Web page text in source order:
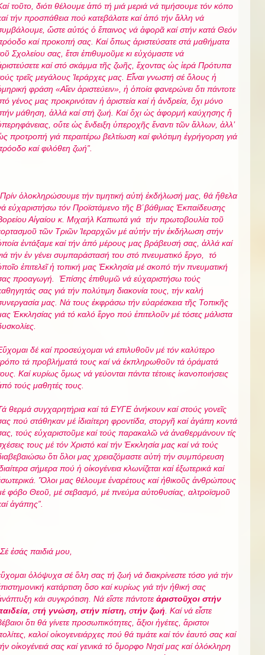
τοῦτο, διότι θέλουμε ἀπό τή μιά μεριά νά τιμήσουμε τόν κόπο
τήν προσπάθεια πού κατεβάλατεκαί ἀπό τήν ἄλλη νά
ὥστε αὐτός ὁ ἔπαινος νά ἀφορᾶ καί στήν κατά Θεόν
καί προκοπή σας. Καί ὅπως ἀριστεύσατεστά μαθήματα
Σχολείου σας , ἔτσι ἐπιθυμοῦμε κι εὐχόμαστε νά
σετεκαί στό σκάμμα τῆς ζωῆς, ἔχοντας ὡς ἱερά Πρότυπα
τρεῖς μεγάλους Ἱεράρχες μας. Εἶναι γνωστή σέ ὅλους ἡ
φράση «Αἴεν ἀριστεύειν», ἡ ὁποία φανερώνει ὅτι πάντοτε
γένος μας προκρινόταν ἡ ἀριστεία καί ἡ ἀνδρεία, ὄχι μόνο
μάθηση, ἀλλά καί στή ζωή. Καί ὄχι ὡς ἀφορμή καύχησης ἤ
ηφάνειας, οὔτε ὡς ἔνδειξη ὑπεροχῆς ἔναντι τῶν ἄλλων, ἀλλ’
προτροπή γιά περαιτέρω βελτίωση καί φιλότιμη ἐγρήγορση γιά
καί φιλόθεη ζωή”.
Πρίν ὁλοκληρώσουμε τήν τιμητική αὐτή ἐκδήλωσή μας, θά ἤθελα
εὐχαριστήσω τόν Προϊστάμενο τῆς Β΄βάθμιας Ἐκπαίδευσης
Αἰγαίου κ. Μιχαήλ Καπιωτά γιά τήν πρωτοβουλία τοῦ
τῶν Τριῶν Ἱεραρχῶν μέ αὐτήν τήν ἐκδήλωση στήν
ἐντάξαμε καί τήν ἀπό μέρους μας βράβευσή σας, ἀλλά καί
τήν ἐν γένει συμπαράστασή του στό πνευματικό ἔργο, τό
ἐπιτελεῖ ἡ τοπική μας Ἐκκλησία μέ σκοπό τήν πνευματική
προαγωγή. Ἐπίσης ἐπιθυμῶ νά εὐχαριστήσω τούς
σας γιά τήν πολύτιμη διακονία τους, τήν καλή
μας. Νά τους ἐκφράσω τήν εὐαρέσκεια τῆς Τοπικῆς
Ἐκκλησίας γιά τό καλό ἒργο πού ἐπιτελοῦν μέ τόσες μάλιστα
δέ καί προσεύχομαι νά επιλυθοῦν μέ τόν καλύτερο
τά προβλήματά τους καί νά ἐκπληρωθοῦν τά ὁράματά
Καί κυρίως ὃμως νά γεύονται πάντα τέτοιες ἱκανοποιήσεις
τούς μαθητές τους.
θερμά συγχαρητήρια καί τά ΕΥΓΕ ἀνήκουν καί στούς γονεῖς
πού στάθηκαν μέ ἱδιαίτερη φροντίδα, στοργῆ καί ἀγάπη κοντά
τούς εὐχαριστοῦμε καί τούς παρακαλῶ νά ἀναθερμάνουν τίς
τους μέ τόν Χριστό καί τήν Ἐκκλησία μας καί νά τούς
ὃτι ὃλοι μας χρειαζόμαστε αὐτή τήν συμπόρευση
σήμερα πού ἡ οἰκογένεια κλωνίζεται καί ἐξωτερικά καί
Ὃλοι μας θέλουμε ἐναρέτους καί ἠθικοῦς ἀνθρώπους
φόβο Θεοῦ, μέ σεβασμό, μέ πνεύμα αὐτοθυσίας, αλτροϊσμοῦ
ἀγάπης”.
Σέ ἐσάς παιδιά μου,
ὁλόψυχα σέ ὃλη σας τή ζωή νά διακρίνεστε τόσο γιά τήν
κατάρτιση ὂσο καί κυρίως γιά τήν ἠθική σας
κάι συγκρότιση. Νά εἲστε πάντοτεἀριστοῦχοι στήν
στή γνώση, στήν πίστη, στήν ζωή . Καί νά εἶστε
ὃτι θά γίνετε προσωπικότητες, ἂξιοι ἠγέτες, ἂριστοι
καλοί οἰκογενειάρχες πού θά τιμάτε καί τόν ἐαυτό σας καί
οἰκογένειά σας καί γενικά τό ὃμορφο Νησί μας καί ὁλόκληρη